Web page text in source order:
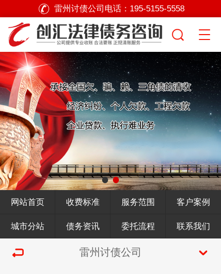
雷州讨债公司电话： 195-5155-5558
网站首页 收费标准 服务范围 客户案例
城市分站 债务资讯 委托流程 联系我们
雷州讨债公司